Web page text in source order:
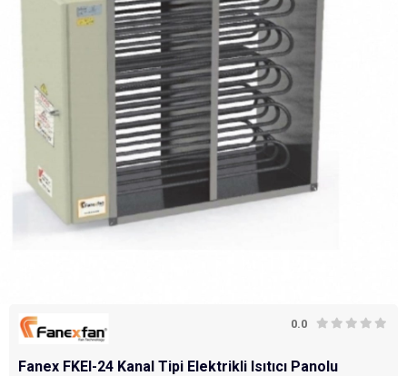
0.0
Fanex FKEI-24 Kanal Tipi Elektrikli Isıtıcı Panolu